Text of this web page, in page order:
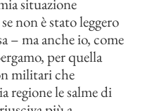
situazione
non è stato leggero
– ma anche io, come
per quella
militari che
regione le salme di